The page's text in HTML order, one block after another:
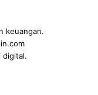
keuangan.
digital.